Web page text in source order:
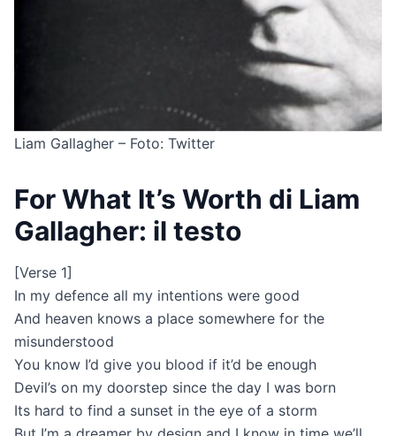
Liam Gallagher – Foto: Twitter
For What It’s Worth di Liam
Gallagher: il testo
[Verse 1]
In my defence all my intentions were good
And heaven knows a place somewhere for the
misunderstood
You know I’d give you blood if it’d be enough
Devil’s on my doorstep since the day I was born
Its hard to find a sunset in the eye of a storm